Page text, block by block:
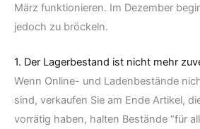
März funktionieren. Im Dezember
jedoch zu bröckeln.
1. Der Lagerbestand ist nicht mehr
Wenn Online- und Ladenbestände
sind, verkaufen Sie am Ende Artikel,
vorrätig haben, halten Bestände “für